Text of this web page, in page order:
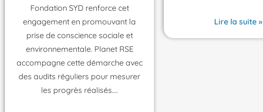
Fondation SYD renforce cet
engagement en promouvant la
prise de conscience sociale et
environnementale. Planet RSE
accompagne cette démarche avec
des audits réguliers pour mesurer
les progrès réalisés.
Lire la suite »